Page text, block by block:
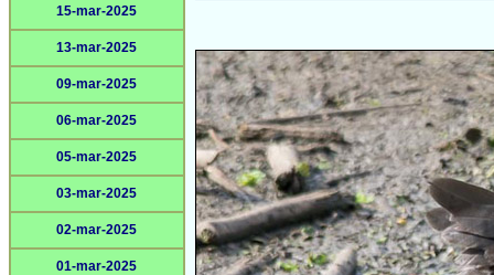
15-mar-2025
13-mar-2025
09-mar-2025
06-mar-2025
05-mar-2025
03-mar-2025
02-mar-2025
01-mar-2025